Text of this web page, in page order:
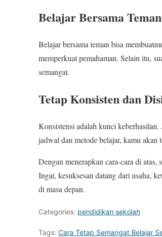
Belajar Bersama Teman
Belajar bersama teman bisa
memperkuat pemahaman. Selain itu,
semangat.
Tetap Konsisten dan
Konsistensi adalah kunci
jadwal dan metode belajar, kamu akan
Dengan menerapkan cara-cara di atas,
Ingat, kesuksesan datang dari usaha,
di masa depan.
Categories: pendidikan sekolah
Tags: Cara Tetap Semangat Belajar